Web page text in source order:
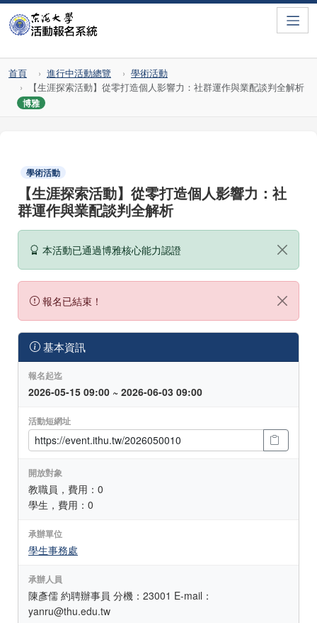
首頁 進行中活動總覽
學術活動
【生涯探索活動】從零打造個人影響力：社群運作與業配談判全解析
博雅
學術活動
【生涯探索活動】從零打造個人影響力：社
群運作與業配談判全解析
本活動已通過博雅核心能力認證
報名已結束！
基本資訊
報名起迄
2026-05-15 09:00 ~ 2026-06-03 09:00
活動短網址
開放對象
教職員，費用：0
學生，費用：0
承辦單位
學生事務處
承辦人員
陳彥儒 約聘辦事員 分機：23001 E-mail：
yanru@thu.edu.tw